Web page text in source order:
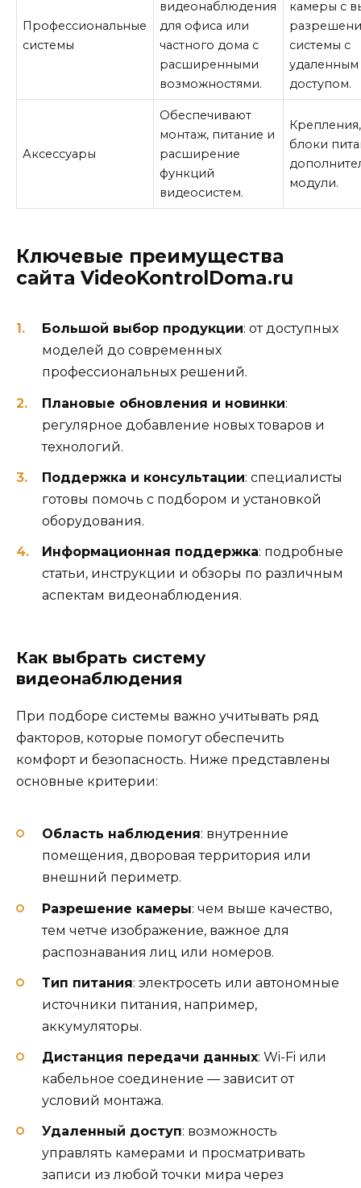
Профессиональные
системы
видеонаблюдения
для офиса или
частного дома с
расширенными
возможностями.
камеры с
системы с
удаленным
доступом.
Аксессуары
Обеспечивают
монтаж, питание и
расширение
функций
видеосистем.
блоки
модули.
Ключевые преимущества
сайта VideoKontrolDoma.ru
Большой выбор продукции: от доступных
моделей до современных
профессиональных решений.
Плановые обновления и новинки:
регулярное добавление новых товаров и
технологий.
Поддержка и консультации: специалисты
готовы помочь с подбором и установкой
оборудования.
Информационная поддержка: подробные
статьи, инструкции и обзоры по различным
аспектам видеонаблюдения.
Как выбрать систему
видеонаблюдения
При подборе системы важно учитывать ряд
факторов, которые помогут обеспечить
комфорт и безопасность. Ниже представлены
основные критерии:
Область наблюдения: внутренние
помещения, дворовая территория или
внешний периметр.
Разрешение камеры: чем выше качество,
тем четче изображение, важное для
распознавания лиц или номеров.
Тип питания: электросеть или автономные
источники питания, например,
аккумуляторы.
Дистанция передачи данных: Wi-Fi или
кабельное соединение — зависит от
условий монтажа.
Удаленный доступ: возможность
управлять камерами и просматривать
записи из любой точки мира через